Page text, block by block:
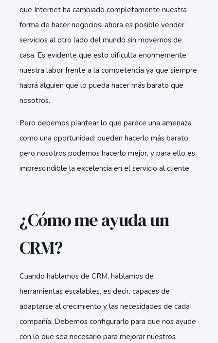
que Internet ha cambiado completamente nuestra
forma de hacer negocios; ahora es posible vender
servicios al otro lado del mundo sin movernos de
casa. Es evidente que esto dificulta enormemente
nuestra labor frente a la competencia ya que siempre
habrá alguien que lo pueda hacer más barato que
nosotros.
Pero debemos plantear lo que parece una amenaza
como una oportunidad: pueden hacerlo más barato,
pero nosotros podemos hacerlo mejor, y para ello es
imprescindible la excelencia en el servicio al cliente.
¿Cómo me ayuda un
CRM?
Cuando hablamos de CRM, hablamos de
herramientas escalables, es decir, capaces de
adaptarse al crecimiento y las necesidades de cada
compañía. Debemos configurarlo para que nos ayude
con lo que sea necesario para mejorar nuestros